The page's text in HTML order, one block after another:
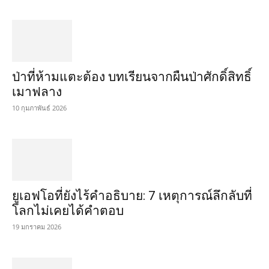
ป่าที่ห้ามแตะต้อง บทเรียนจากผืนป่าศักดิ์สิทธิ์
เมาฟลาง
10 กุมภาพันธ์ 2026
ยูเอฟโอที่ยังไร้คำอธิบาย: 7 เหตุการณ์ลึกลับที่
โลกไม่เคยได้คำตอบ
19 มกราคม 2026